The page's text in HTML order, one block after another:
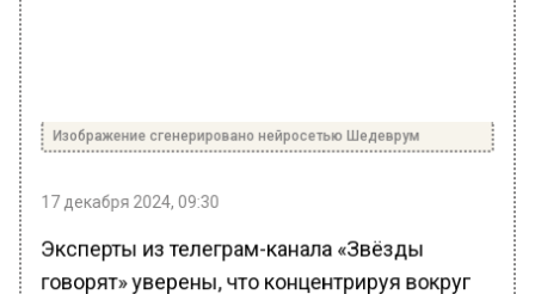
Изображение сгенерировано нейросетью Шедеврум
17 декабря 2024, 09:30
Эксперты из телеграм-канала «Звёзды
говорят» уверены, что концентрируя вокруг